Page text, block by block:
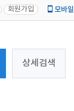
회원가입 모바일
상세검색